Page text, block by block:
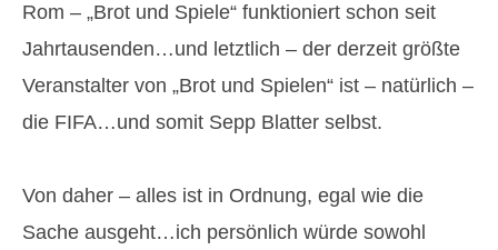
Rom – „Brot und Spiele“ funktioniert schon seit
Jahrtausenden…und letztlich – der derzeit größte
Veranstalter von „Brot und Spielen“ ist – natürlich –
die FIFA…und somit Sepp Blatter selbst.
Von daher – alles ist in Ordnung, egal wie die
Sache ausgeht…ich persönlich würde sowohl